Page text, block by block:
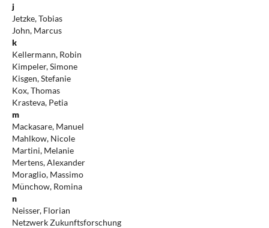
j
Jetzke, Tobias
John, Marcus
k
Kellermann, Robin
Kimpeler, Simone
Kisgen, Stefanie
Kox, Thomas
Krasteva, Petia
m
Mackasare, Manuel
Mahlkow, Nicole
Martini, Melanie
Mertens, Alexander
Moraglio, Massimo
Münchow, Romina
n
Neisser, Florian
Netzwerk Zukunftsforschung